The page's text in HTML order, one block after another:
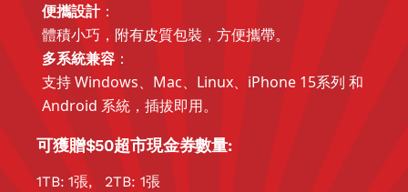
便攜設計：
體積小巧，附有皮質包裝，方便攜帶。
多系統兼容 ：
支持 Windows、Mac、Linux、iPhone 15系列 和
Android 系統，插拔即用。
可獲贈$50超市現金券數量:
1TB: 1張, 2TB: 1張